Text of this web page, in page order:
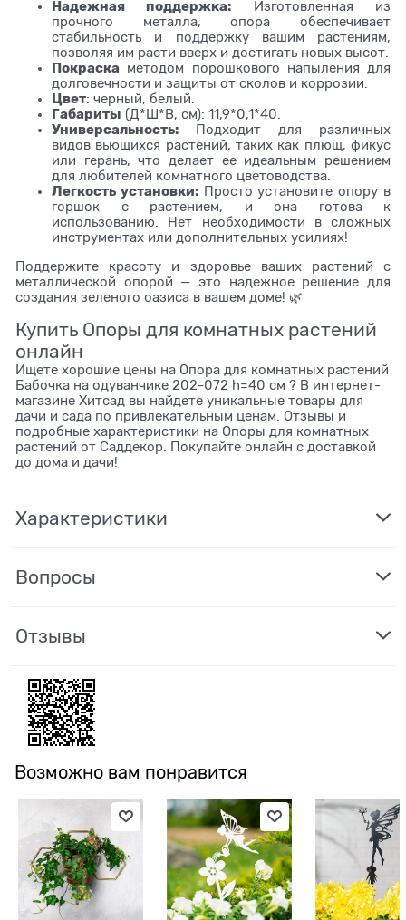
Надежная поддержка: Изготовленная из
прочного металла, опора обеспечивает
стабильность и поддержку вашим растениям,
позволяя им расти вверх и достигать новых высот.
Покраска методом порошкового напыления для
долговечности и защиты от сколов и коррозии.
Цвет: черный, белый.
Габариты (Д*Ш*В, см): 11,9*0,1*40.
Универсальность: Подходит для различных
видов вьющихся растений, таких как плющ, фикус
или герань, что делает ее идеальным решением
для любителей комнатного цветоводства.
Легкость установки:Просто установите опору в
горшок с растением, и она готова к
использованию. Нет необходимости в сложных
инструментах или дополнительных усилиях!
Поддержите красоту и здоровье ваших растений с
металлической опорой — это надежное решение для
создания зеленого оазиса в вашем доме! 🌿
Купить Опоры для комнатных растений
онлайн
Ищете хорошие цены на Опора для комнатных растений
Бабочка на одуванчике 202-072 h=40 см ? В интернет-
магазине Хитсад вы найдете уникальные товары для
дачи и сада по привлекательным ценам. Отзывы и
подробные характеристики на Опоры для комнатных
растений от Саддекор. Покупайте онлайн с доставкой
до дома и дачи!
Характеристики
Вопросы
Отзывы
Возможно вам понравится